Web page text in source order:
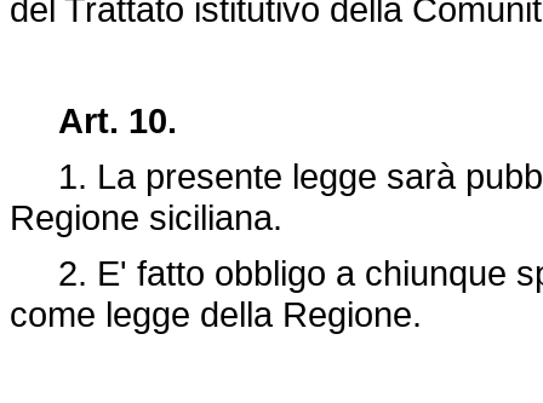
del Trattato istitutivo della
Art. 10.
1. La presente legge sarà
Regione siciliana.
2. E' fatto obbligo a chiunque
come legge della Regione.